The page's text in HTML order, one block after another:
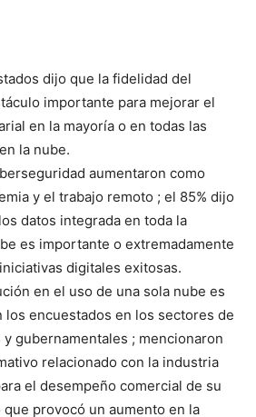
dijo que la fidelidad del
importante para mejorar el
en la mayoría o en todas las
la nube.
aumentaron como
y el trabajo remoto ; el 85% dijo
datos integrada en toda la
es importante o extremadamente
digitales exitosas.
en el uso de una sola nube es
los encuestados en los sectores de
gubernamentales ; mencionaron
relacionado con la industria
el desempeño comercial de su
provocó un aumento en la